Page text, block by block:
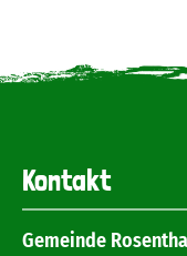
Kontakt
Gemeinde